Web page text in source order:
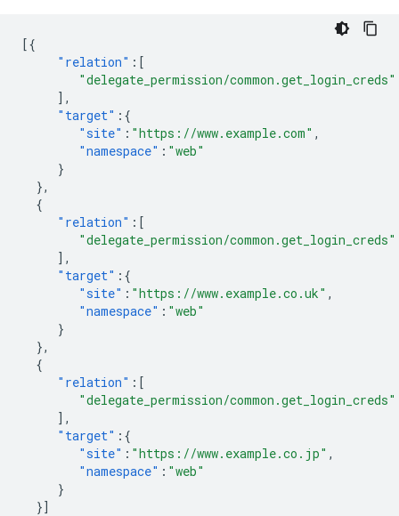
[{
"relation" :[
"delegate_permission/common.get_login_creds"
],
"target" :{
"site" : "https://www.example.com" ,
"namespace" : "web"
}
},
{
"relation" :[
"delegate_permission/common.get_login_creds"
],
"target" :{
"site" : "https://www.example.co.uk" ,
"namespace" : "web"
}
},
{
"relation" :[
"delegate_permission/common.get_login_creds"
],
"target" :{
"site" : "https://www.example.co.jp" ,
"namespace" : "web"
}
}]